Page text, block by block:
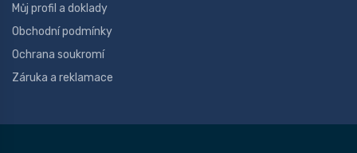
Můj profil a doklady
Obchodní podmínky
Ochrana soukromí
Záruka a reklamace